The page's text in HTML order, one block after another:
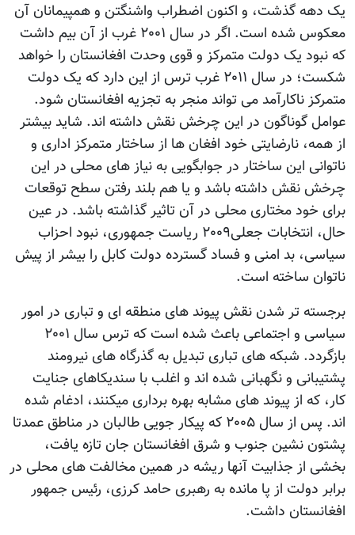
یک دهه گذشت، و اکنون اضطراب واشنگتن و همپیمانان آن
معکوس شده است. اگر در سال ۲۰۰۱ غرب از آن بیم داشت
که نبود یک دولت متمرکز و قوی وحدت افغانستان را خواهد
شکست؛ در سال ۲۰۱۱ غرب ترس از این دارد که یک دولت
متمرکز ناکارآمد می تواند منجر به تجزیه افغانستان شود.
عوامل گوناگون در این چرخش نقش داشته اند. شاید بیشتر
از همه، نارضایتی خود افغان ها از ساختار متمرکز اداری و
ناتوانی این ساختار در جوابگویی به نیاز های محلی در این
چرخش نقش داشته باشد و یا هم بلند رفتن سطح توقعات
برای خود مختاری محلی در آن تاثیر گذاشته باشد. در عین
حال، انتخابات جعلی۲۰۰۹ ریاست جمهوری، نبود احزاب
سیاسی، بد امنی و فساد گسترده دولت کابل را بیشر از پیش
ناتوان ساخته است.
برجسته تر شدن نقش پیوند های منطقه ای و تباری در امور
سیاسی و اجتماعی باعث شده است که ترس سال ۲۰۰۱
بازگردد. شبکه های تباری تبدیل به گذرگاه های نیرومند
پشتیبانی و نگهبانی شده اند و اغلب با سندیکاهای جنایت
کار، که از پیوند های مشابه بهره برداری میکنند، ادغام شده
اند. پس از سال ۲۰۰۵ که پیکار جویی طالبان در مناطق عمدتا
پشتون نشین جنوب و شرق افغانستان جان تازه یافت،
بخشی از جذابیت آنها ریشه در همین مخالفت های محلی در
برابر دولت از پا مانده به رهبری حامد کرزی، رئیس جمهور
افغانستان داشت.